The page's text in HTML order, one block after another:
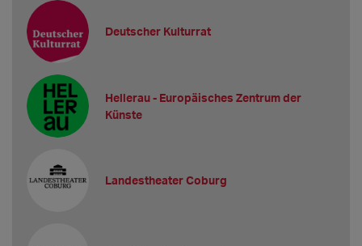
Deutscher Kulturrat
Hellerau - Europäisches Zentrum der
Künste
Landestheater Coburg